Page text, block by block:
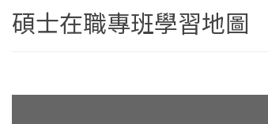
碩士在職專班學習地圖